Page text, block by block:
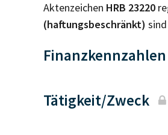
Aktenzeichen HRB 23220
(haftungsbeschränkt)
Finanzkennzahlen
Tätigkeit/Zweck